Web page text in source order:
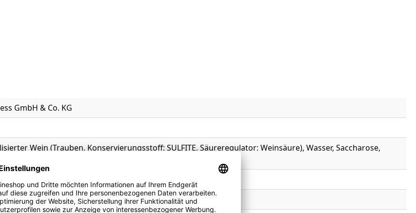
GmbH & Co. KG
Wein (Trauben, Konservierungsstoff: SULFITE, Säureregulator: Weinsäure), Wasser, Saccharose,
Veilchen